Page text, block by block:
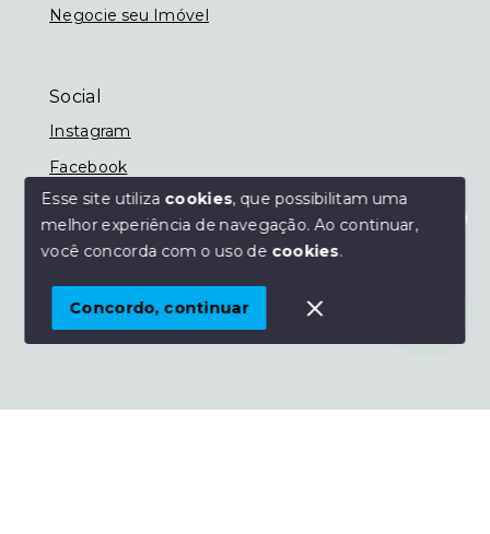
Olá! Estamos disponíveis para te ajudar.
Negocie seu Imóvel
Social
Instagram
Facebook
© Copyright 2026 - Imobiliária Nassif - Todos os
SITE PARA IMOBILIARIA
Esse site utiliza cookies, que possibilitam uma
melhor experiência de navegação.Ao continuar,
você concorda com o uso de cookies.
Concordo, continuar